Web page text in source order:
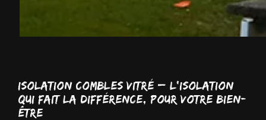
Isolation combles Vitré – L’Isolation
Qui Fait la Différence, Pour Votre Bien-
Être